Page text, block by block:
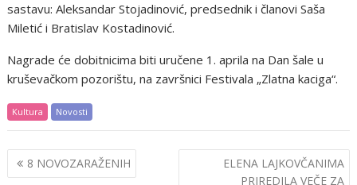
sastavu: Aleksandar Stojadinović, predsednik i članovi Saša
Miletić i Bratislav Kostadinović.
Nagrade će dobitnicima biti uručene 1. aprila na Dan šale u
kruševačkom pozorištu, na završnici Festivala „Zlatna kaciga“.
Kultura Novosti
Post
navigation
8 NOVOZARAŽENIH
ELENA LAJKOVČANIMA
PRIREDILA VEČE ZA